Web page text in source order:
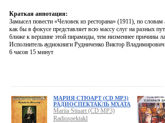
Краткая аннотация:
Замысел повести «Человек из ресторана» (1911), по
как бы в фокусе представляет всю массу слуг на разных
ближе к вершине этой пирамиды, тем низменнее причины
Исполнитель аудиокниги Рудниченко Виктор Владимирович
6 часов 15 минут
МАРИЯ СТЮАРТ (CD MP3)
РАДИОСПЕКТАКЛЬ МХАТА
Mariia Stiuart (CD MP3)
Radiospektakl